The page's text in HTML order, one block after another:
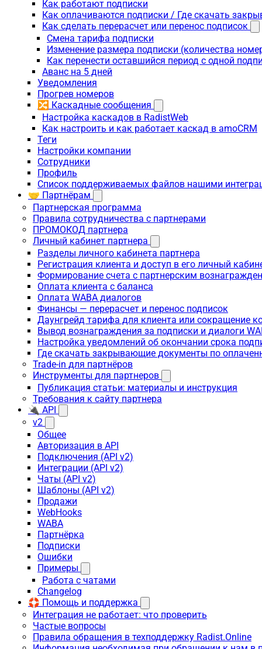
Как работают подписки
Как оплачиваются подписки / Где скачать
Как сделать перерасчет или перенос подписок
Смена тарифа подписки
Изменение размера подписки (количества
Как перенести оставшийся период с одной
Аванс на 5 дней
Уведомления
Прогрев номеров
🔀 Каскадные сообщения
Настройка каскадов в RadistWeb
Как настроить и как работает каскад в amoCRM
Теги
Настройки компании
Сотрудники
Профиль
Список поддерживаемых файлов нашими
🤝 Партнёрам
Партнерская программа
Правила сотрудничества с партнерами
ПРОМОКОД партнера
Личный кабинет партнера
Разделы личного кабинета партнера
Регистрация клиента и доступ в его личный
Формирование счета с партнерским
Оплата клиента с баланса
Оплата WABA диалогов
Финансы — перерасчет и перенос подписок
Даунгрейд тарифа для клиента или сокращение
Вывод вознаграждения за подписки и диалоги
Настройка уведомлений об окончании срока
Где скачать закрывающие документы по
Trade-in для партнёров
Инструменты для партнеров
Публикация статьи: материалы и инструкция
Требования к сайту партнера
🔌 API
v2
Общее
Авторизация в API
Подключения (API v2)
Интеграции (API v2)
Чаты (API v2)
Шаблоны (API v2)
Продажи
WebHooks
WABA
Партнёрка
Подписки
Ошибки
Примеры
Работа с чатами
Changelog
🛟 Помощь и поддержка
Интеграция не работает: что проверить
Частые вопросы
Правила обращения в техподдержку Radist.Online